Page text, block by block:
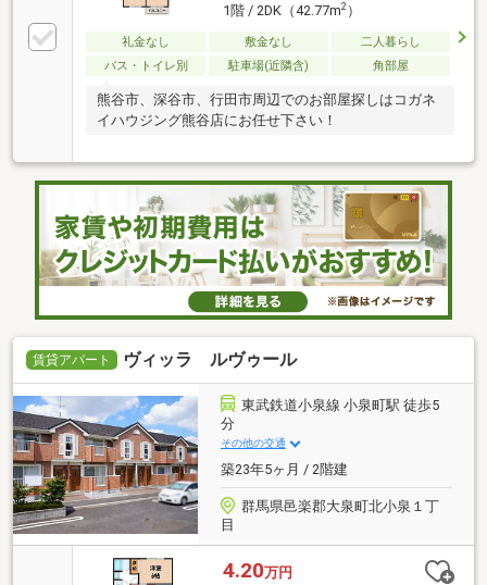
1階 / 2DK（42.77m2）
礼金なし 敷金なし
二人暮らし
バス・トイレ別
駐車場(近隣含) 角部屋
熊谷市、深谷市、行田市周辺でのお部屋探しはコガネ
イハウジング熊谷店にお任せ下さい！
賃貸アパート ヴィッラ ルヴゥール
東武鉄道小泉線 小泉町駅 徒歩5
分
その他の交通
築23年5ヶ月 / 2階建
群馬県邑楽郡大泉町北小泉１丁
目
4.20万円